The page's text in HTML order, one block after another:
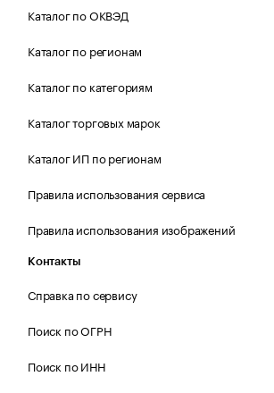
Каталог по ОКВЭД
Каталог по регионам
Каталог по категориям
Каталог торговых марок
Каталог ИП по регионам
Правила использования сервиса
Правила использования изображений
Контакты
Справка по сервису
Поиск по ОГРН
Поиск по ИНН